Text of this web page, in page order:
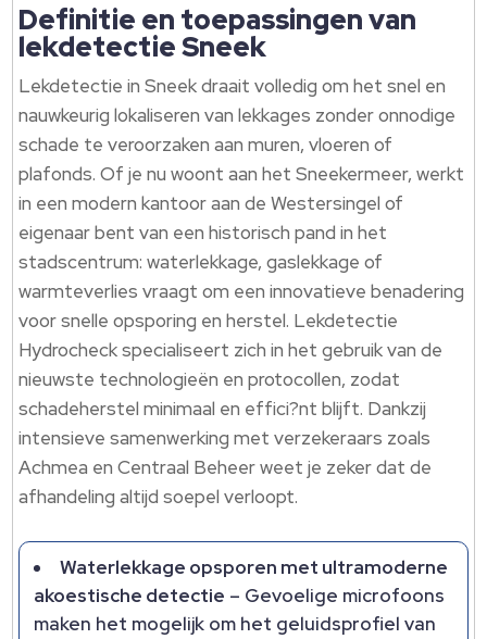
Definitie en toepassingen van
lekdetectie Sneek
Lekdetectie in Sneek draait volledig om het snel en
nauwkeurig lokaliseren van lekkages zonder onnodige
schade te veroorzaken aan muren, vloeren of
plafonds. Of je nu woont aan het Sneekermeer, werkt
in een modern kantoor aan de Westersingel of
eigenaar bent van een historisch pand in het
stadscentrum: waterlekkage, gaslekkage of
warmteverlies vraagt om een innovatieve benadering
voor snelle opsporing en herstel. Lekdetectie
Hydrocheck specialiseert zich in het gebruik van de
nieuwste technologieën en protocollen, zodat
schadeherstel minimaal en effici?nt blijft. Dankzij
intensieve samenwerking met verzekeraars zoals
Achmea en Centraal Beheer weet je zeker dat de
afhandeling altijd soepel verloopt.
Waterlekkage opsporen met ultramoderne
akoestische detectie – Gevoelige microfoons
maken het mogelijk om het geluidsprofiel van